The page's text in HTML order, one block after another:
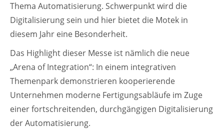
Thema Automatisierung. Schwerpunkt wird die
Digitalisierung sein und hier bietet die Motek in
diesem Jahr eine Besonderheit.
Das Highlight dieser Messe ist nämlich die neue
„Arena of Integration“: In einem integrativen
Themenpark demonstrieren kooperierende
Unternehmen moderne Fertigungsabläufe im Zuge
einer fortschreitenden, durchgängigen Digitalisierung
der Automatisierung.